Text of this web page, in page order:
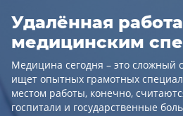
Удалённая работа
медицинским
Медицина сегодня – это сложный
ищет опытных грамотных
местом работы, конечно,
госпитали и государственные